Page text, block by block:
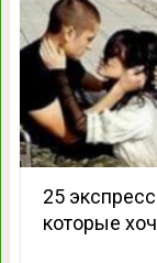
25
которые